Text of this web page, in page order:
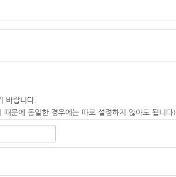
바랍니다.
문에 동일한 경우에는 따로 설정하지 않아도 됩니다)